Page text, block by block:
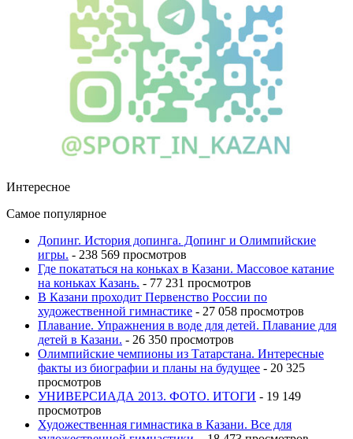
Интересное
Самое популярное
Допинг. История допинга. Допинг и Олимпийские
игры. - 238 569 просмотров
Где покататься на коньках в Казани. Массовое катание
на коньках Казань. - 77 231 просмотров
В Казани проходит Первенство России по
художественной гимнастике - 27 058 просмотров
Плавание. Упражнения в воде для детей. Плавание для
детей в Казани. - 26 350 просмотров
Олимпийские чемпионы из Татарстана. Интересные
факты из биографии и планы на будущее - 20 325
просмотров
УНИВЕРСИАДА 2013. ФОТО. ИТОГИ - 19 149
просмотров
Художественная гимнастика в Казани. Все для